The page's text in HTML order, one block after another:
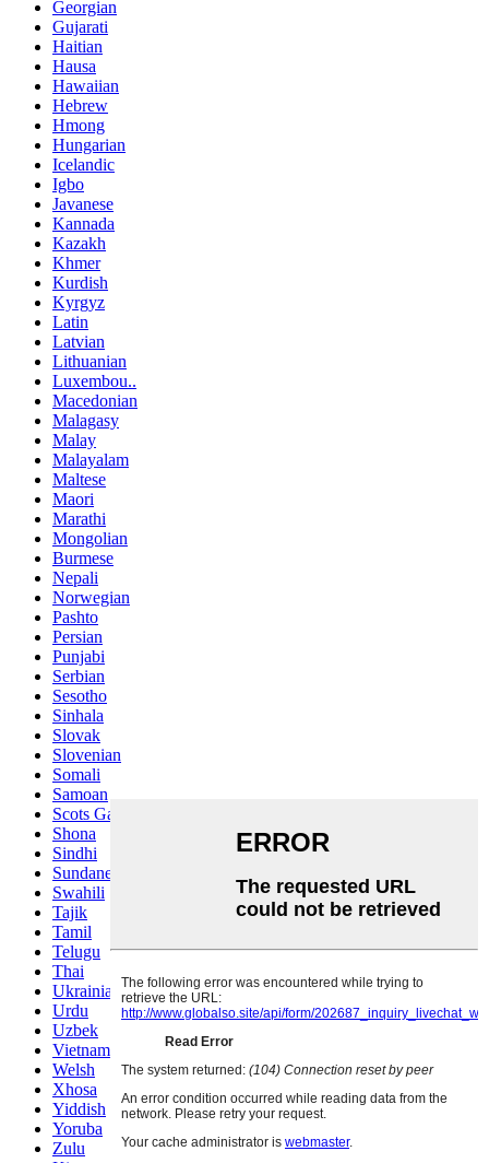
Georgian
Gujarati
Haitian
Hausa
Hawaiian
Hebrew
Hmong
Hungarian
Icelandic
Igbo
Javanese
Kannada
Kazakh
Khmer
Kurdish
Kyrgyz
Latin
Latvian
Lithuanian
Luxembou..
Macedonian
Malagasy
Malay
Malayalam
Maltese
Maori
Marathi
Mongolian
Burmese
Nepali
Norwegian
Pashto
Persian
Punjabi
Serbian
Sesotho
Sinhala
Slovak
Slovenian
Somali
Samoan
Scots Gaelic
Shona
Sindhi
Sundanese
Swahili
Tajik
Tamil
Telugu
Thai
Ukrainian
Urdu
Uzbek
Vietnamese
Welsh
Xhosa
Yiddish
Yoruba
Zulu